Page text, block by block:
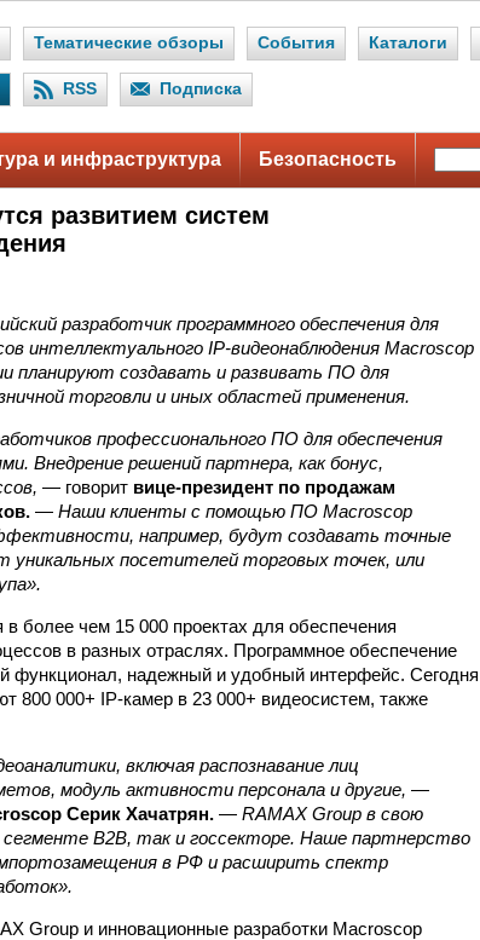
Тематические обзоры События Каталоги
RSS Подписка
и инфраструктура Безопасность
развитием систем
разработчик программного обеспечения для
интеллектуального IP-видеонаблюдения Macroscop
планируют создавать и развивать ПО для
торговли и иных областей применения.
профессионального ПО для обеспечения
Внедрение решений партнера, как бонус,
— говорит вице-президент по продажам
— Наши клиенты с помощью ПО Macroscop
например, будут создавать точные
уникальных посетителей торговых точек, или
более чем 15 000 проектах для обеспечения
в разных отраслях. Программное обеспечение
функционал, надежный и удобный интерфейс. Сегодня
800 000+ IP-камер в 23 000+ видеосистем, также
включая распознавание лиц
модуль активности персонала и другие, —
Серик Хачатрян. — RAMAX Group в свою
B2B, так и госсекторе. Наше партнерство
в РФ и расширить спектр
Group и инновационные разработки Macroscop